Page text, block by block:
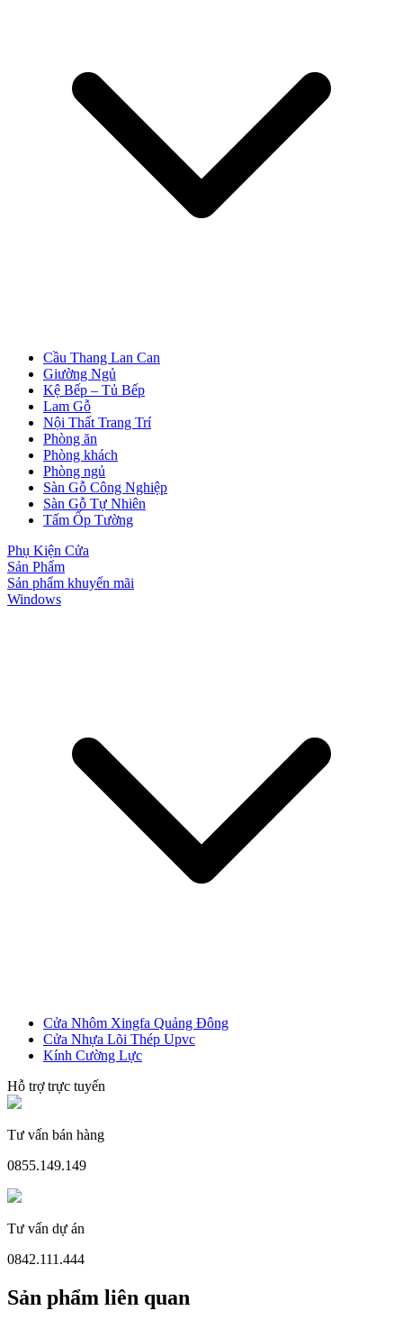
Cửa Nhựa Vân Gỗ
Cửa Nhựa Lõi Thép Upvc
Cầu Thang Lan Can
Giường Ngủ
Kệ Bếp – Tủ Bếp
Lam Gỗ
Nội Thất Trang Trí
Phòng ăn
Phòng khách
Phòng ngủ
Sàn Gỗ Công Nghiệp
Sàn Gỗ Tự Nhiên
Tấm Ốp Tường
Phụ Kiện Cửa
Sản Phẩm
Sản phẩm khuyến mãi
Windows
Cửa Nhôm Xingfa Quảng Đông
Cửa Nhựa Lõi Thép Upvc
Kính Cường Lực
Hỗ trợ trực tuyến
Tư vấn bán hàng
0855.149.149
Tư vấn dự án
0842.111.444
Sản phẩm liên quan